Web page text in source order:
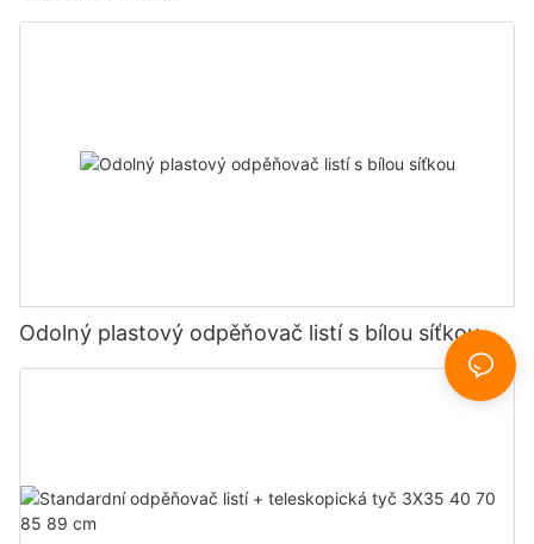
Odolný plastový odpěňovač listí s bílou síťkou